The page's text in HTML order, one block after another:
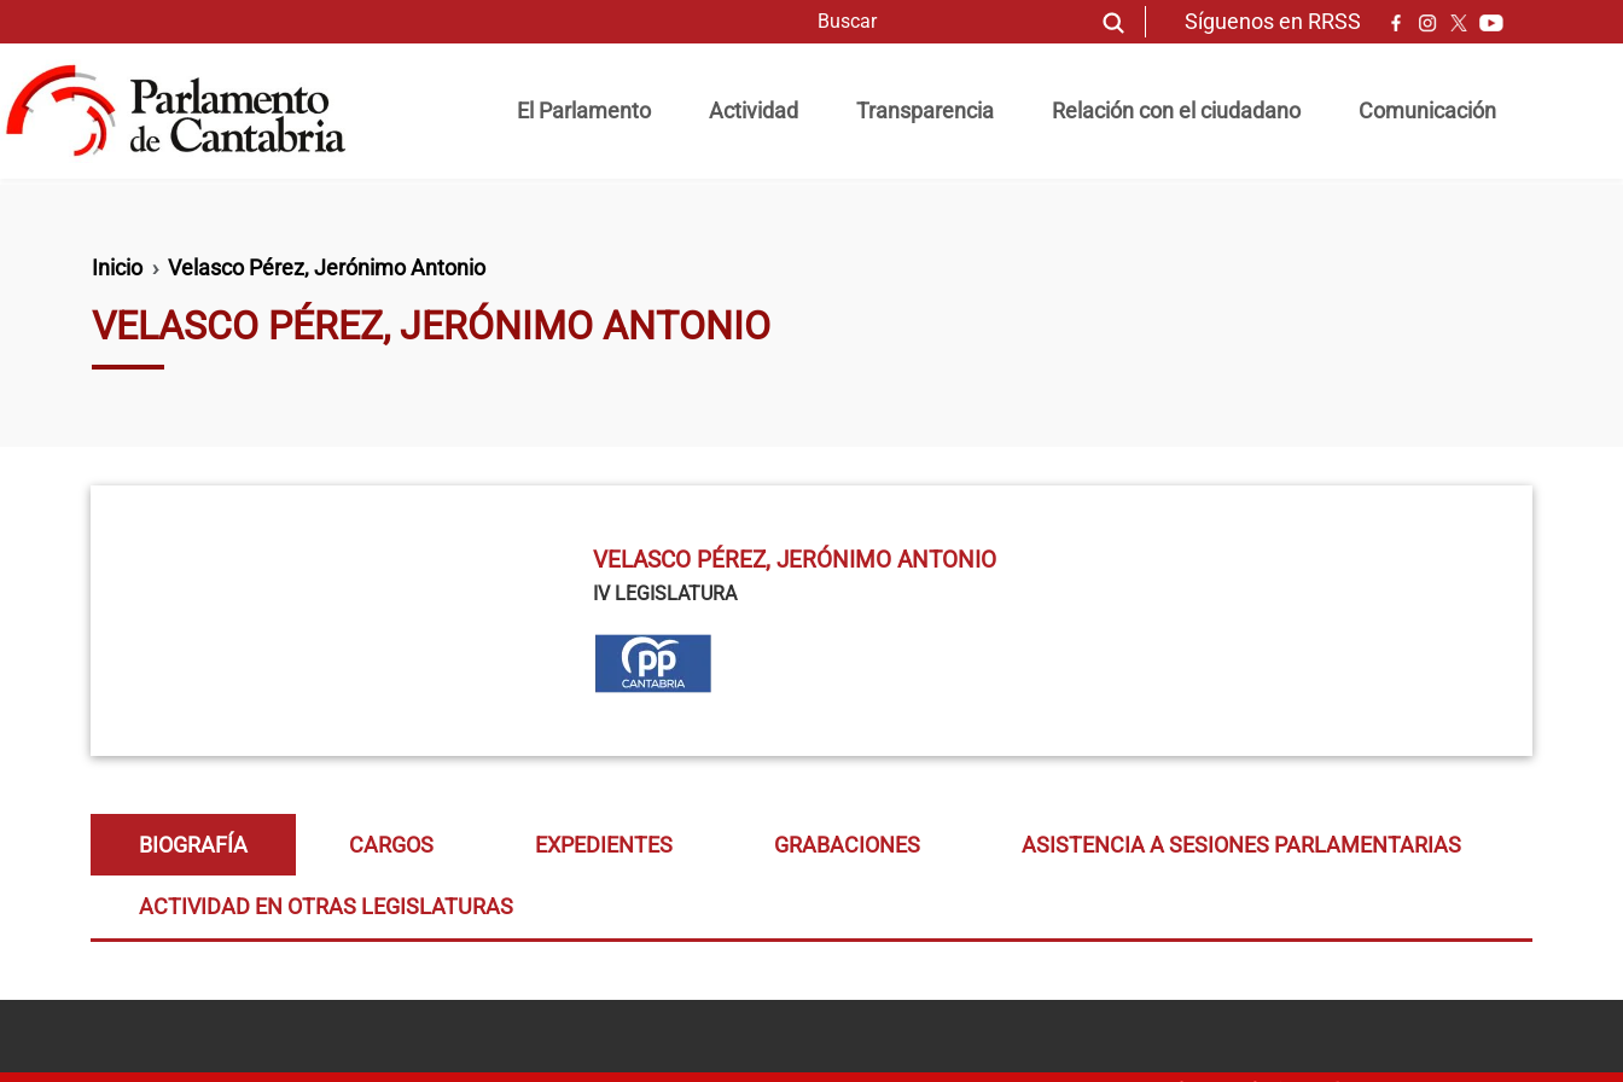
Síguenos en RRSS
El Parlamento
Actividad Transparencia Relación con el ciudadano Comunicación
Ruta de navegación
Inicio Velasco Pérez, Jerónimo Antonio
VELASCO PÉREZ, JERÓNIMO ANTONIO
VELASCO PÉREZ, JERÓNIMO ANTONIO
IV LEGISLATURA
BIOGRAFÍA CARGOS EXPEDIENTES GRABACIONES ASISTENCIA A SESIONES PARLAMENTARIAS
ACTIVIDAD EN OTRAS LEGISLATURAS